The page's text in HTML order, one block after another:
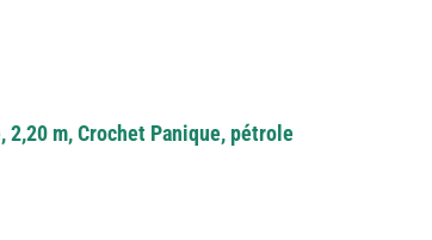
2,20 m, Crochet Panique, pétrole